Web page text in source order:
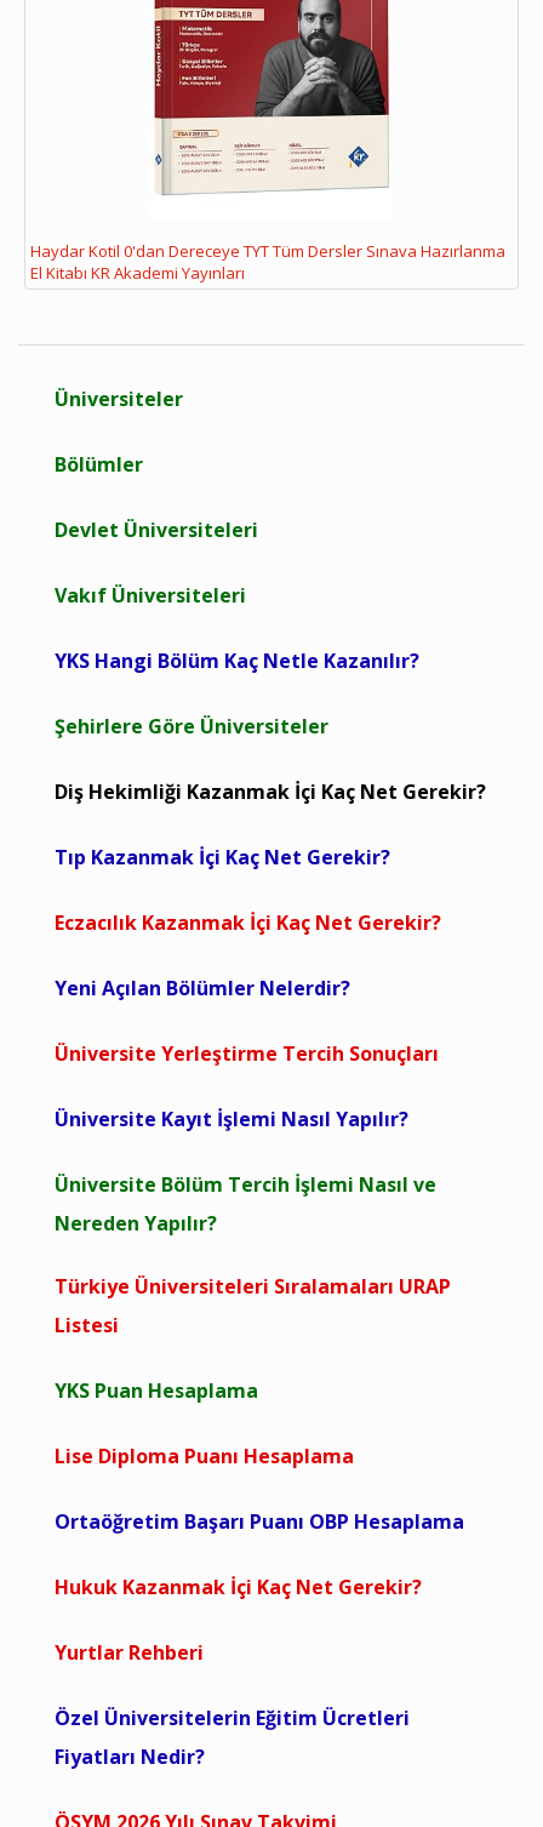
Haydar Kotil 0'dan Dereceye TYT Tüm Dersler Sınava Hazırlanma
El Kitabı KR Akademi Yayınları
Üniversiteler
Bölümler
Devlet Üniversiteleri
Vakıf Üniversiteleri
YKS Hangi Bölüm Kaç Netle Kazanılır?
Şehirlere Göre Üniversiteler
Diş Hekimliği Kazanmak İçi Kaç Net Gerekir?
Tıp Kazanmak İçi Kaç Net Gerekir?
Eczacılık Kazanmak İçi Kaç Net Gerekir?
Yeni Açılan Bölümler Nelerdir?
Üniversite Yerleştirme Tercih Sonuçları
Üniversite Kayıt İşlemi Nasıl Yapılır?
Üniversite Bölüm Tercih İşlemi Nasıl ve
Nereden Yapılır?
Türkiye Üniversiteleri Sıralamaları URAP
Listesi
YKS Puan Hesaplama
Lise Diploma Puanı Hesaplama
Ortaöğretim Başarı Puanı OBP Hesaplama
Hukuk Kazanmak İçi Kaç Net Gerekir?
Yurtlar Rehberi
Özel Üniversitelerin Eğitim Ücretleri
Fiyatları Nedir?